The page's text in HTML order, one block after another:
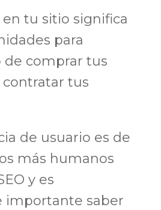
tu sitio significa
para
de comprar tus
tus
de usuario es de
más humanos
y es
importante saber